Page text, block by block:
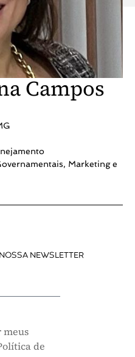
Campos
Marketing e
NEWSLETTER
meus
de